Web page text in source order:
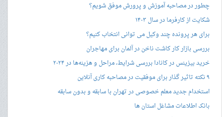
چطور در مصاحبه‌ آموزش و پرورش موفق شویم؟
شکایت از کارفرما در سال ۱۴۰۳
برای هر پرونده چند وکیل می توانی انتخاب کنیم؟
بررسی بازار کار کاشت ناخن در آلمان برای مهاجران
خرید بیزینس در کانادا بررسی شرایط، مراحل و هزینه‌ها در ۲۰۲۴
۹ نکته تاثیر گذار برای موفقیت در مصاحبه کاری آنلاین
استخدام جدید معلم خصوصی در تهران با سابقه و بدون سابقه
بانک اطلاعات مشاغل استان ها